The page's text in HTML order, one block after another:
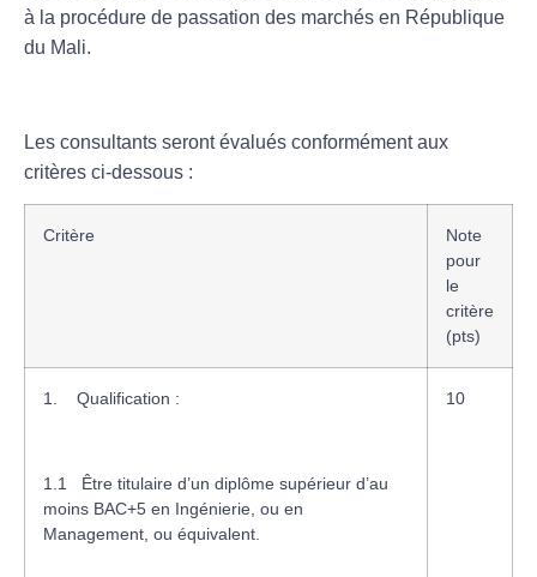
à la procédure de passation des marchés en République
du Mali.
Les consultants seront évalués conformément aux
critères ci-dessous :
Critère
Note
pour
le
critère
(pts)
1. Qualification :
1.1
Être titulaire d’un diplôme supérieur d’au
moins BAC+5 en Ingénierie, ou en
Management, ou équivalent.
10